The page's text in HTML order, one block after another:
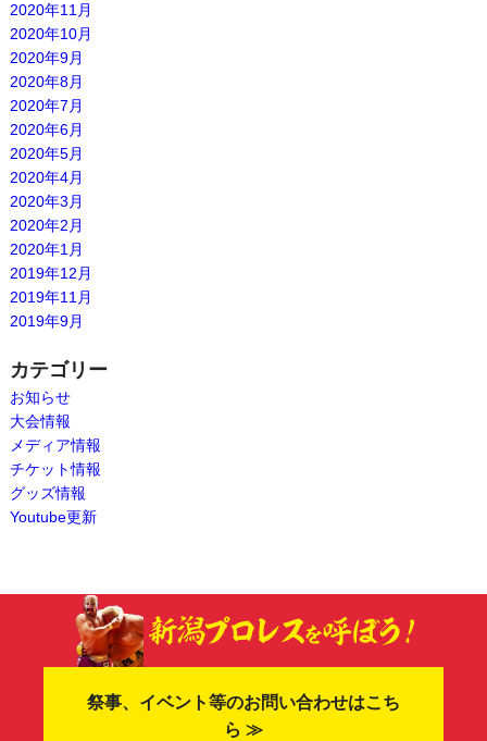
2020年11月
2020年10月
2020年9月
2020年8月
2020年7月
2020年6月
2020年5月
2020年4月
2020年3月
2020年2月
2020年1月
2019年12月
2019年11月
2019年9月
カテゴリー
お知らせ
大会情報
メディア情報
チケット情報
グッズ情報
Youtube更新
祭事、イベント等のお問い合わせはこち
ら ≫